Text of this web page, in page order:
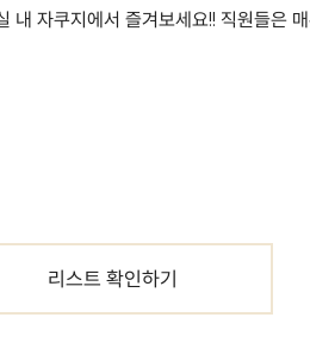
자쿠지에서 즐겨보세요!! 직원들은
리스트 확인하기